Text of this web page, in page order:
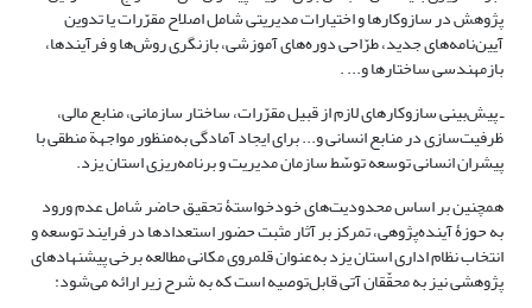
پژوهش در سازوکارها و اختیارات مدیریتی شامل اصلاح مقرّرات یا تدوین
آیین‌نامه‌های جدید، طرّاحی دوره‌های آموزشی، بازنگری روش‌ها و فرآیندها،
بازمهندسی ساختارها و... .
ـ پیش‌بینی سازوکارهای لازم از قبیل مقرّرات، ساختار سازمانی، منابع مالی،
ظرفیت‌سازی در منابع انسانی و... برای ایجاد آمادگی به‌منظور مواجهة منطقی با
پیشران انسانی توسعه توسّط سازمان مدیریت و برنامه‌ریزی استان یزد.
همچنین بر اساس محدودیت‌های خودخواستۀ تحقیق حاضر شامل عدم ورود
به حوزۀ آینده‌پژوهی، تمرکز بر آثار مثبت حضور استعدادها در فرایند توسعه و
انتخاب نظام اداری استان یزد به‌عنوان ‌قلمروی مکانی مطالعه برخی پیشنهادهای
پژوهشی نیز به محقّقان آتی قابل‌توصیه است که به شرح زیر ارائه می‌شود: